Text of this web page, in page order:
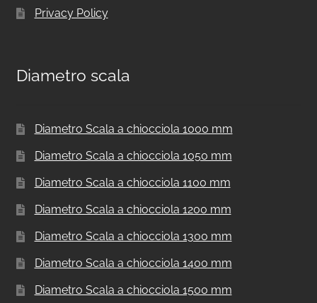
Privacy Policy
Diametro scala
Diametro Scala a chiocciola 1000 mm
Diametro Scala a chiocciola 1050 mm
Diametro Scala a chiocciola 1100 mm
Diametro Scala a chiocciola 1200 mm
Diametro Scala a chiocciola 1300 mm
Diametro Scala a chiocciola 1400 mm
Diametro Scala a chiocciola 1500 mm